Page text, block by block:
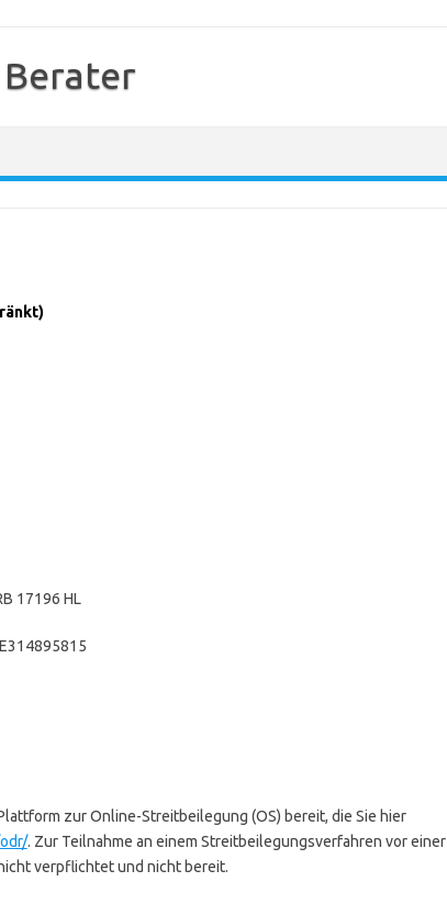
17196 HL
zur Online-Streitbeilegung (OS) bereit, die Sie hier
. Zur Teilnahme an einem Streitbeilegungsverfahren vor einer
verpflichtet und nicht bereit.